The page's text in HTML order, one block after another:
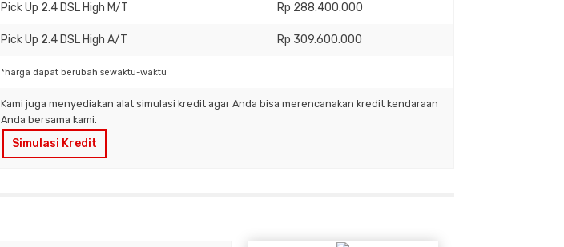
Pick Up 2.4 DSL High M/T Rp 288.400.000
Pick Up 2.4 DSL High A/T Rp 309.600.000
*harga dapat berubah sewaktu-waktu
Kami juga menyediakan alat simulasi kredit agar Anda bisa merencanakan kredit kendaraan
Anda bersama kami.
Simulasi Kredit